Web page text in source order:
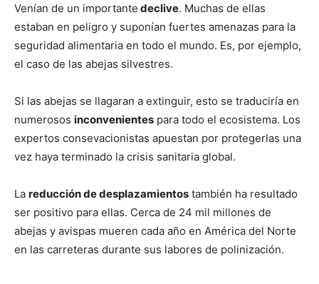
Venían de un importante declive. Muchas de ellas
estaban en peligro y suponían fuertes amenazas para la
seguridad alimentaria en todo el mundo. Es, por ejemplo,
el caso de las abejas silvestres.
Si las abejas se llagaran a extinguir, esto se traduciría en
numerosos inconvenientes para todo el ecosistema. Los
expertos consevacionistas apuestan por protegerlas una
vez haya terminado la crisis sanitaria global.
La reducción de desplazamientos también ha resultado
ser positivo para ellas. Cerca de 24 mil millones de
abejas y avispas mueren cada año en América del Norte
en las carreteras durante sus labores de polinización.